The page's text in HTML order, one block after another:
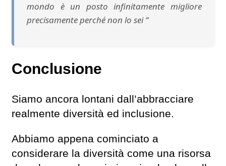
mondo è un posto infinitamente migliore
precisamente perché non lo sei “
Conclusione
Siamo ancora lontani dall’abbracciare
realmente diversità ed inclusione.
Abbiamo appena cominciato a
considerare la diversità come una risorsa